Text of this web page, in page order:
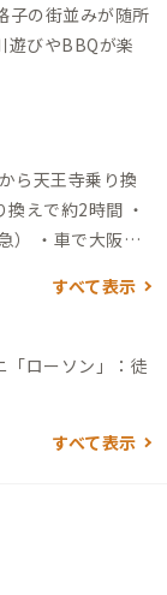
子の街並みが随所
遊びやBBQが楽
ら天王寺乗り換
えで約2時間 ・
） ・車で大阪市
すべて表示
「ローソン」：徒
すべて表示